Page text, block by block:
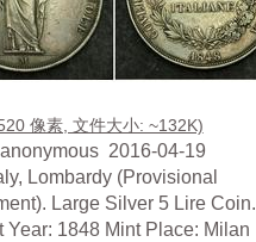
像素, 文件大小: ~132K)
anonymous 2016-04-19
Lombardy (Provisional
Large Silver 5 Lire Coin.
Year: 1848 Mint Place: Milan